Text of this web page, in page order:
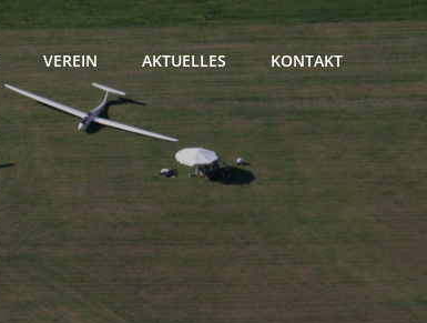
VEREIN AKTUELLES KONTAKT